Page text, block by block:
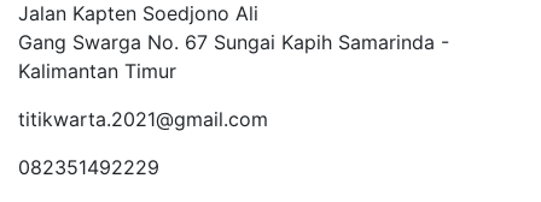
Jalan Kapten Soedjono Ali
Gang Swarga No. 67 Sungai Kapih Samarinda -
Kalimantan Timur
titikwarta.2021@gmail.com
082351492229